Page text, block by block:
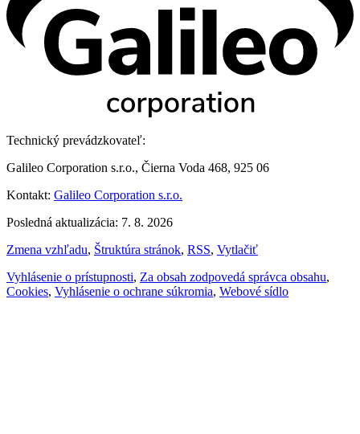
Technický prevádzkovateľ:
Galileo Corporation s.r.o., Čierna Voda 468, 925 06
Kontakt: Galileo Corporation s.r.o.
Posledná aktualizácia: 7. 8. 2026
Zmena vzhľadu, Štruktúra stránok, RSS, Vytlačiť
Vyhlásenie o prístupnosti, Za obsah zodpovedá správca obsahu,
Cookies, Vyhlásenie o ochrane súkromia, Webové sídlo